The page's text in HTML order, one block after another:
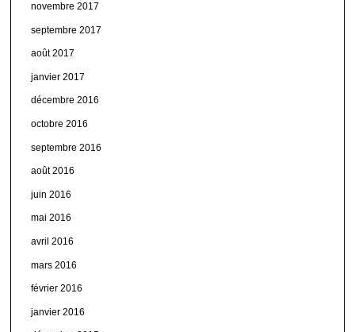
novembre 2017
septembre 2017
août 2017
janvier 2017
décembre 2016
octobre 2016
septembre 2016
août 2016
juin 2016
mai 2016
avril 2016
mars 2016
février 2016
janvier 2016